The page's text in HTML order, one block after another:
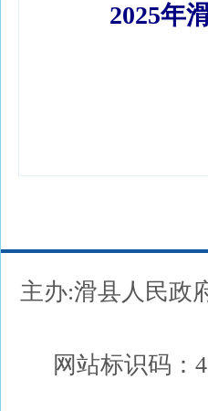
2025年
主办:滑县人民政
网站标识码：